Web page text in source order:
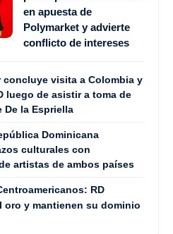
en apuesta de
Polymarket y advierte
conflicto de intereses
concluye visita a Colombia y
luego de asistir a toma de
De la Espriella
Dominicana
culturales con
artistas de ambos países
RD
oro y mantienen su dominio